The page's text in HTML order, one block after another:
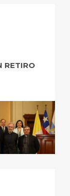
RETIRO